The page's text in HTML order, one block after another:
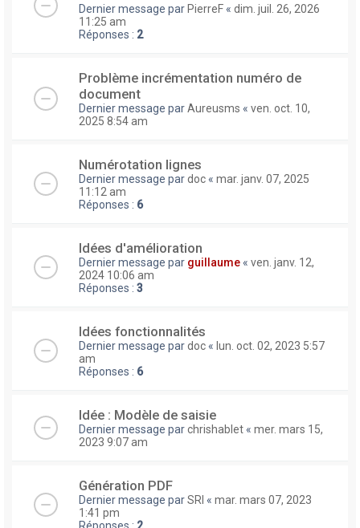
Dernier message parPierreF « dim. juil. 26, 2026
11:25 am
Réponses : 2
Problème incrémentation numéro de
document
Dernier message parAureusms « ven. oct. 10,
2025 8:54 am
Numérotation lignes
Dernier message pardoc « mar. janv. 07, 2025
11:12 am
Réponses : 6
Idées d'amélioration
Dernier message par guillaume « ven. janv. 12,
2024 10:06 am
Réponses : 3
Idées fonctionnalités
Dernier message pardoc « lun. oct. 02, 2023 5:57
am
Réponses : 6
Idée : Modèle de saisie
Dernier message parchrishablet « mer. mars 15,
2023 9:07 am
Génération PDF
Dernier message parSRI « mar. mars 07, 2023
1:41 pm
Réponses : 2